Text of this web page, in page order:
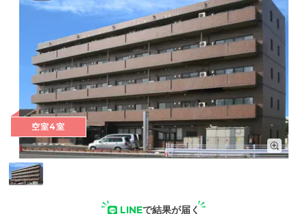
外観: 経験豊富なケアスタッフが24時間365日。ご入居お一人
空室4室
LINEで結果が届く